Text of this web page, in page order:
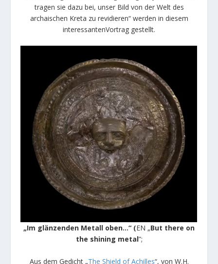
tragen sie dazu bei, unser Bild von der Welt des
archaischen Kreta zu revidieren“ werden in diesem
interessantenVortrag gestellt.
„Im glänzenden Metall oben…“ (EN „But there on
the shining metal”;
Aus dem Gedicht „The Shield of Achilles“, von W.H.